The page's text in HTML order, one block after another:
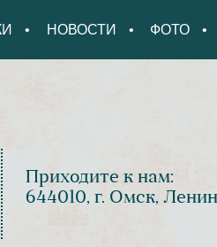
НОВОСТИ ФОТО
Приходите к нам:
644010, г. Омск,